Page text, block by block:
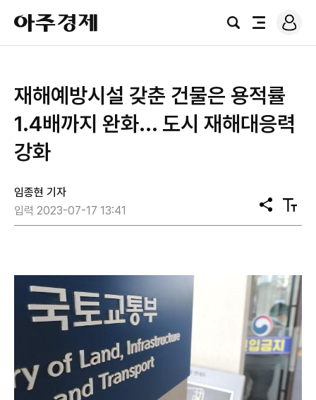
아
주
경
검
전
로
그
재해예방시설 갖춘 건물은 용적률
1.4배까지 완화... 도시 재해대응력
강화
임종현 기자
입력 2023-07-17 13:41
공
유
텍
스